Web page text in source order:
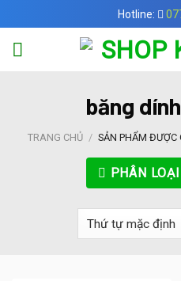
to
content
Hotline:
băng
TRANG CHỦ / SẢN PHẨM ĐƯỢC
PHÂN